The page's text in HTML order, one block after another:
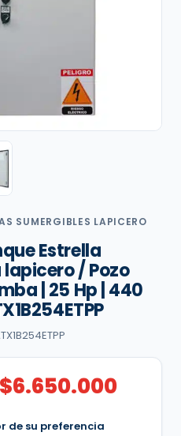
SUMERGIBLES LAPICERO
Estrella
/ Pozo
| 25 Hp | 440
$6.650.000
de su preferencia